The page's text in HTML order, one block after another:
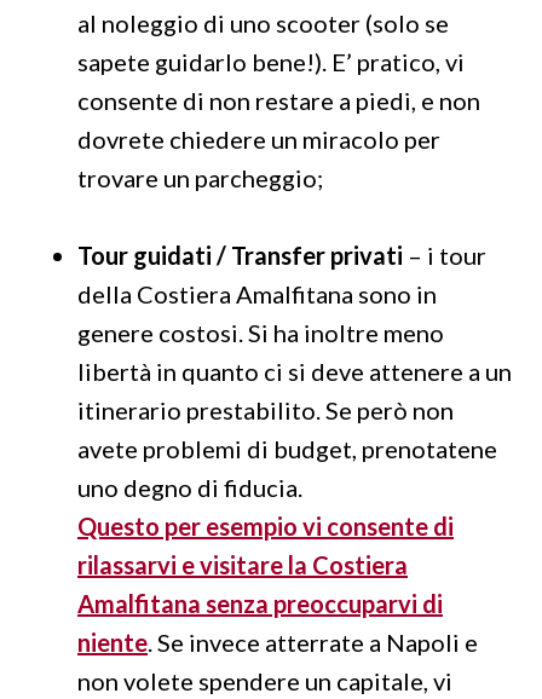
al noleggio di uno scooter (solo se
sapete guidarlo bene!). E’ pratico, vi
consente di non restare a piedi, e non
dovrete chiedere un miracolo per
trovare un parcheggio;
Tour guidati / Transfer privati – i tour
della Costiera Amalfitana sono in
genere costosi. Si ha inoltre meno
libertà in quanto ci si deve attenere a un
itinerario prestabilito. Se però non
avete problemi di budget, prenotatene
uno degno di fiducia.
Questo per esempio vi consente di
rilassarvi e visitare la Costiera
Amalfitana senza preoccuparvi di
niente. Se invece atterrate a Napoli e
non volete spendere un capitale, vi